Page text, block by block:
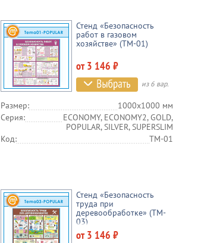
Стенд «Безопасность
работ в газовом
хозяйстве» (TM-01)
от 3 146 ₽
из 6 вар.
Размер:
1000х1000 мм
Серия:
ECONOMY, ECONOMY2, GOLD,
POPULAR, SILVER, SUPERSLIM
Код:
TM-01
Стенд «Безопасность
труда при
деревообработке» (TM-
03)
от 3 146 ₽